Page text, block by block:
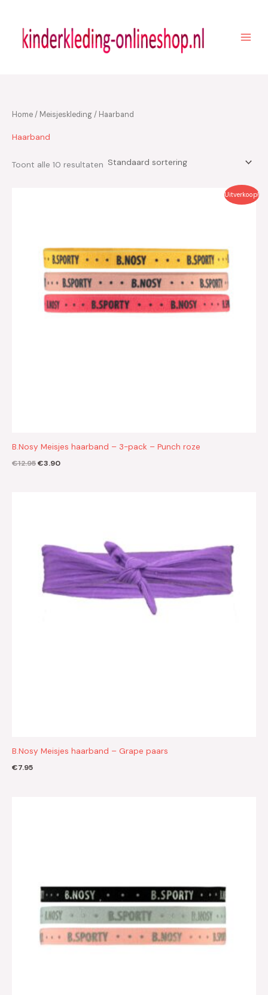
inhoud
Home/ Meisjeskleding/ Haarband
Haarband
Toont alle 10 resultaten
Uitverkoop!
B.Nosy Meisjes haarband – 3-pack – Punch roze
€12.95€3.90
B.Nosy Meisjes haarband – Grape paars
€7.95